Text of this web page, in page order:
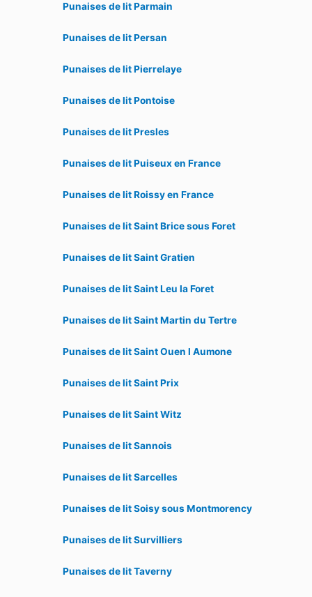
Punaises de lit Parmain
Punaises de lit Persan
Punaises de lit Pierrelaye
Punaises de lit Pontoise
Punaises de lit Presles
Punaises de lit Puiseux en France
Punaises de lit Roissy en France
Punaises de lit Saint Brice sous Foret
Punaises de lit Saint Gratien
Punaises de lit Saint Leu la Foret
Punaises de lit Saint Martin du Tertre
Punaises de lit Saint Ouen l Aumone
Punaises de lit Saint Prix
Punaises de lit Saint Witz
Punaises de lit Sannois
Punaises de lit Sarcelles
Punaises de lit Soisy sous Montmorency
Punaises de lit Survilliers
Punaises de lit Taverny